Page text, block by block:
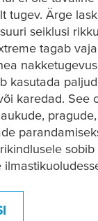
tugev. Ärge
seiklusi
tagab
kasutada
karedad. See
sobib